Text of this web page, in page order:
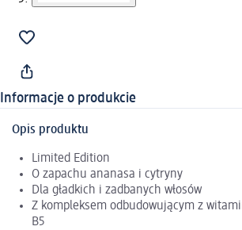
Informacje o produkcie
Opis produktu
Limited Edition
O zapachu ananasa i cytryny
Dla gładkich i zadbanych włosów
Z kompleksem odbudowującym z
B5